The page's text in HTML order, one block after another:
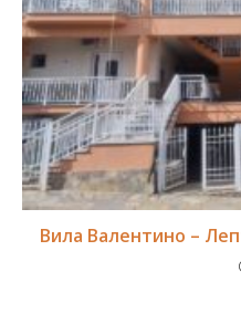
Вила Валентино –